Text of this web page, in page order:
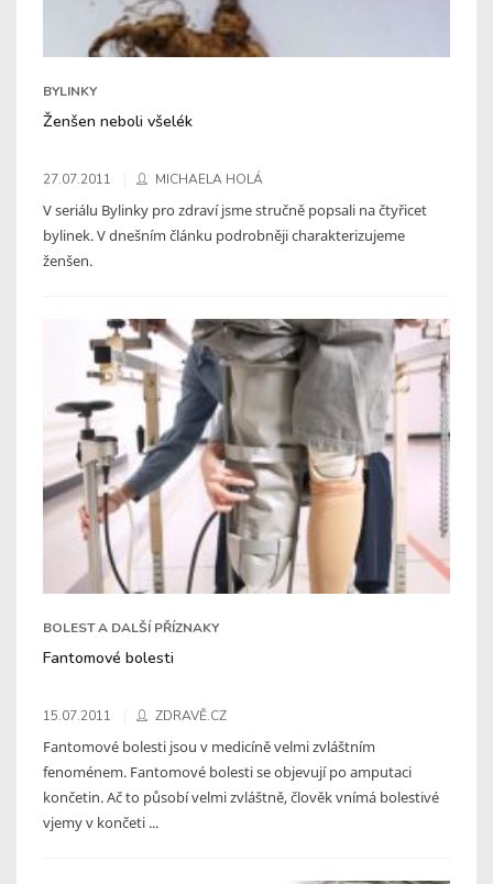
BYLINKY
Ženšen neboli všelék
27.07.2011 MICHAELA HOLÁ
V seriálu Bylinky pro zdraví jsme stručně popsali na čtyřicet
bylinek. V dnešním článku podrobněji charakterizujeme
ženšen.
BOLEST A DALŠÍ PŘÍZNAKY
Fantomové bolesti
15.07.2011 ZDRAVĚ.CZ
Fantomové bolesti jsou v medicíně velmi zvláštním
fenoménem. Fantomové bolesti se objevují po amputaci
končetin. Ač to působí velmi zvláštně, člověk vnímá bolestivé
vjemy v končeti ...